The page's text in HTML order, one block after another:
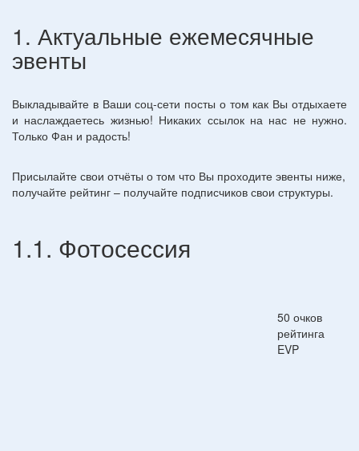
1. Актуальные ежемесячные
эвенты
Выкладывайте в Ваши соц-сети посты о том как Вы отдыхаете
и наслаждаетесь жизнью! Никаких ссылок на нас не нужно.
Только Фан и радость!
Присылайте свои отчёты о том что Вы проходите эвенты ниже,
получайте рейтинг – получайте подписчиков свои структуры.
1.1. Фотосессия
50 очков
рейтинга
EVP